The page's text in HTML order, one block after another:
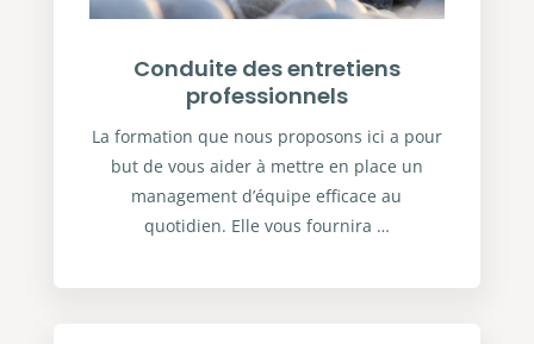
Conduite des entretiens
professionnels
La formation que nous proposons ici a pour
but de vous aider à mettre en place un
management d’équipe efficace au
quotidien. Elle vous fournira …